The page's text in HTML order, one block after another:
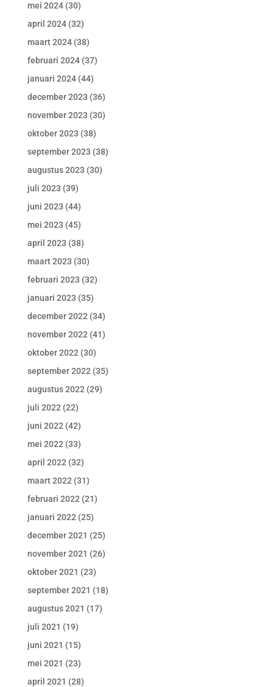
mei 2024(30)
april 2024(32)
maart 2024(38)
februari 2024(37)
januari 2024(44)
december 2023 (36)
november 2023 (30)
oktober 2023 (38)
september 2023 (38)
augustus 2023 (30)
juli 2023 (39)
juni 2023 (44)
mei 2023 (45)
april 2023 (38)
maart 2023 (30)
februari 2023 (32)
januari 2023 (35)
december 2022 (34)
november 2022 (41)
oktober 2022 (30)
september 2022 (35)
augustus 2022 (29)
juli 2022 (22)
juni 2022 (42)
mei 2022 (33)
april 2022 (32)
maart 2022 (31)
februari 2022 (21)
januari 2022 (25)
december 2021 (25)
november 2021 (26)
oktober 2021 (23)
september 2021 (18)
augustus 2021 (17)
juli 2021 (19)
juni 2021 (15)
mei 2021 (23)
april 2021 (28)